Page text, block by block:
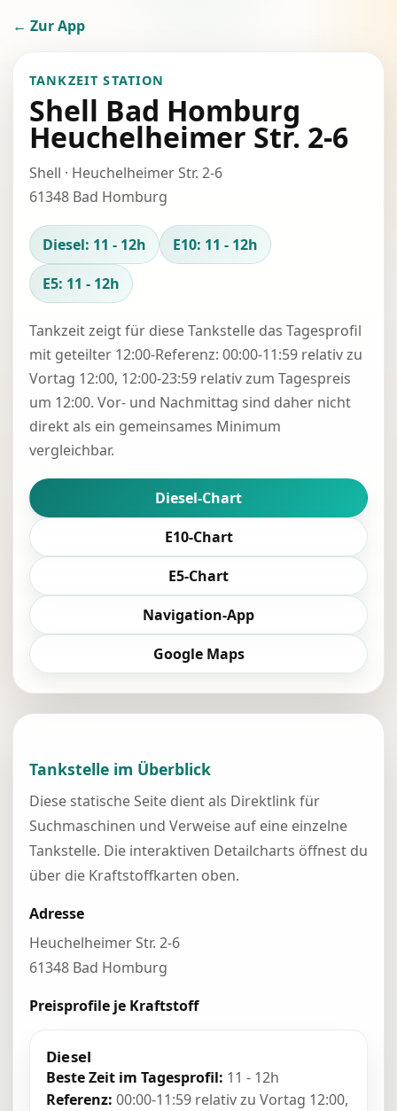
← Zur App
TANKZEIT STATION
Shell Bad Homburg
Heuchelheimer Str. 2-6
Shell · Heuchelheimer Str. 2-6
61348 Bad Homburg
Diesel: 11 - 12h
E10: 11 - 12h
E5: 11 - 12h
Tankzeit zeigt für diese Tankstelle das Tagesprofil
mit geteilter 12:00-Referenz: 00:00-11:59 relativ zu
Vortag 12:00, 12:00-23:59 relativ zum Tagespreis
um 12:00. Vor- und Nachmittag sind daher nicht
direkt als ein gemeinsames Minimum
vergleichbar.
Diesel-Chart
E10-Chart
E5-Chart
Navigation-App
Google Maps
Tankstelle im Überblick
Diese statische Seite dient als Direktlink für
Suchmaschinen und Verweise auf eine einzelne
Tankstelle. Die interaktiven Detailcharts öffnest du
über die Kraftstoffkarten oben.
Adresse
Heuchelheimer Str. 2-6
61348 Bad Homburg
Preisprofile je Kraftstoff
Diesel
Beste Zeit im Tagesprofil: 11 - 12h
Referenz: 00:00-11:59 relativ zu Vortag 12:00,